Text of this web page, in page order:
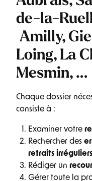
de-la-
Amilly,
Loing, La
Mesmin, …
Chaque dossier
consiste à :
Examiner votre
Rechercher des
retraits irréguliers
Rédiger un
Gérer toute la